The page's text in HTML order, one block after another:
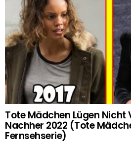
Tote Mädchen Lügen Nicht
Nachher 2022 (Tote
Fernsehserie)